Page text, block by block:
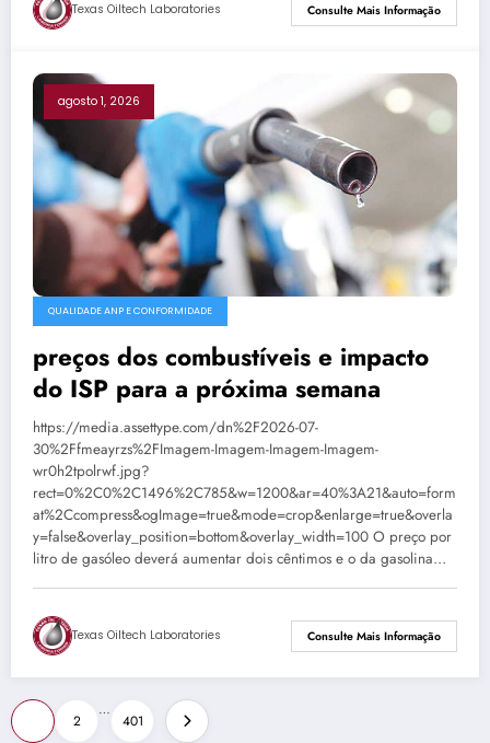
Texas Oiltech Laboratories Consulte Mais Informação
agosto 1, 2026
QUALIDADE ANP E CONFORMIDADE
preços dos combustíveis e impacto
do ISP para a próxima semana
https://media.assettype.com/dn%2F2026-07-
30%2Ffmeayrzs%2FImagem-Imagem-Imagem-Imagem-
wr0h2tpolrwf.jpg?
rect=0%2C0%2C1496%2C785&w=1200&ar=40%3A21&auto=form
at%2Ccompress&ogImage=true&mode=crop&enlarge=true&overla
y=false&overlay_position=bottom&overlay_width=100 O preço por
litro de gasóleo deverá aumentar dois cêntimos e o da gasolina…
Texas Oiltech Laboratories Consulte Mais Informação
Paginação
2
…
401